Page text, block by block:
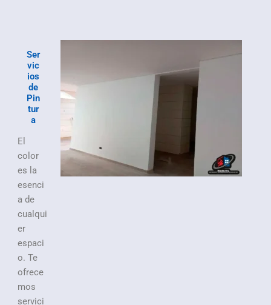
Ser
vic
ios
de
Pin
tur
a
El
color
es la
esenci
a de
cualqui
er
espaci
o. Te
ofrece
mos
servici